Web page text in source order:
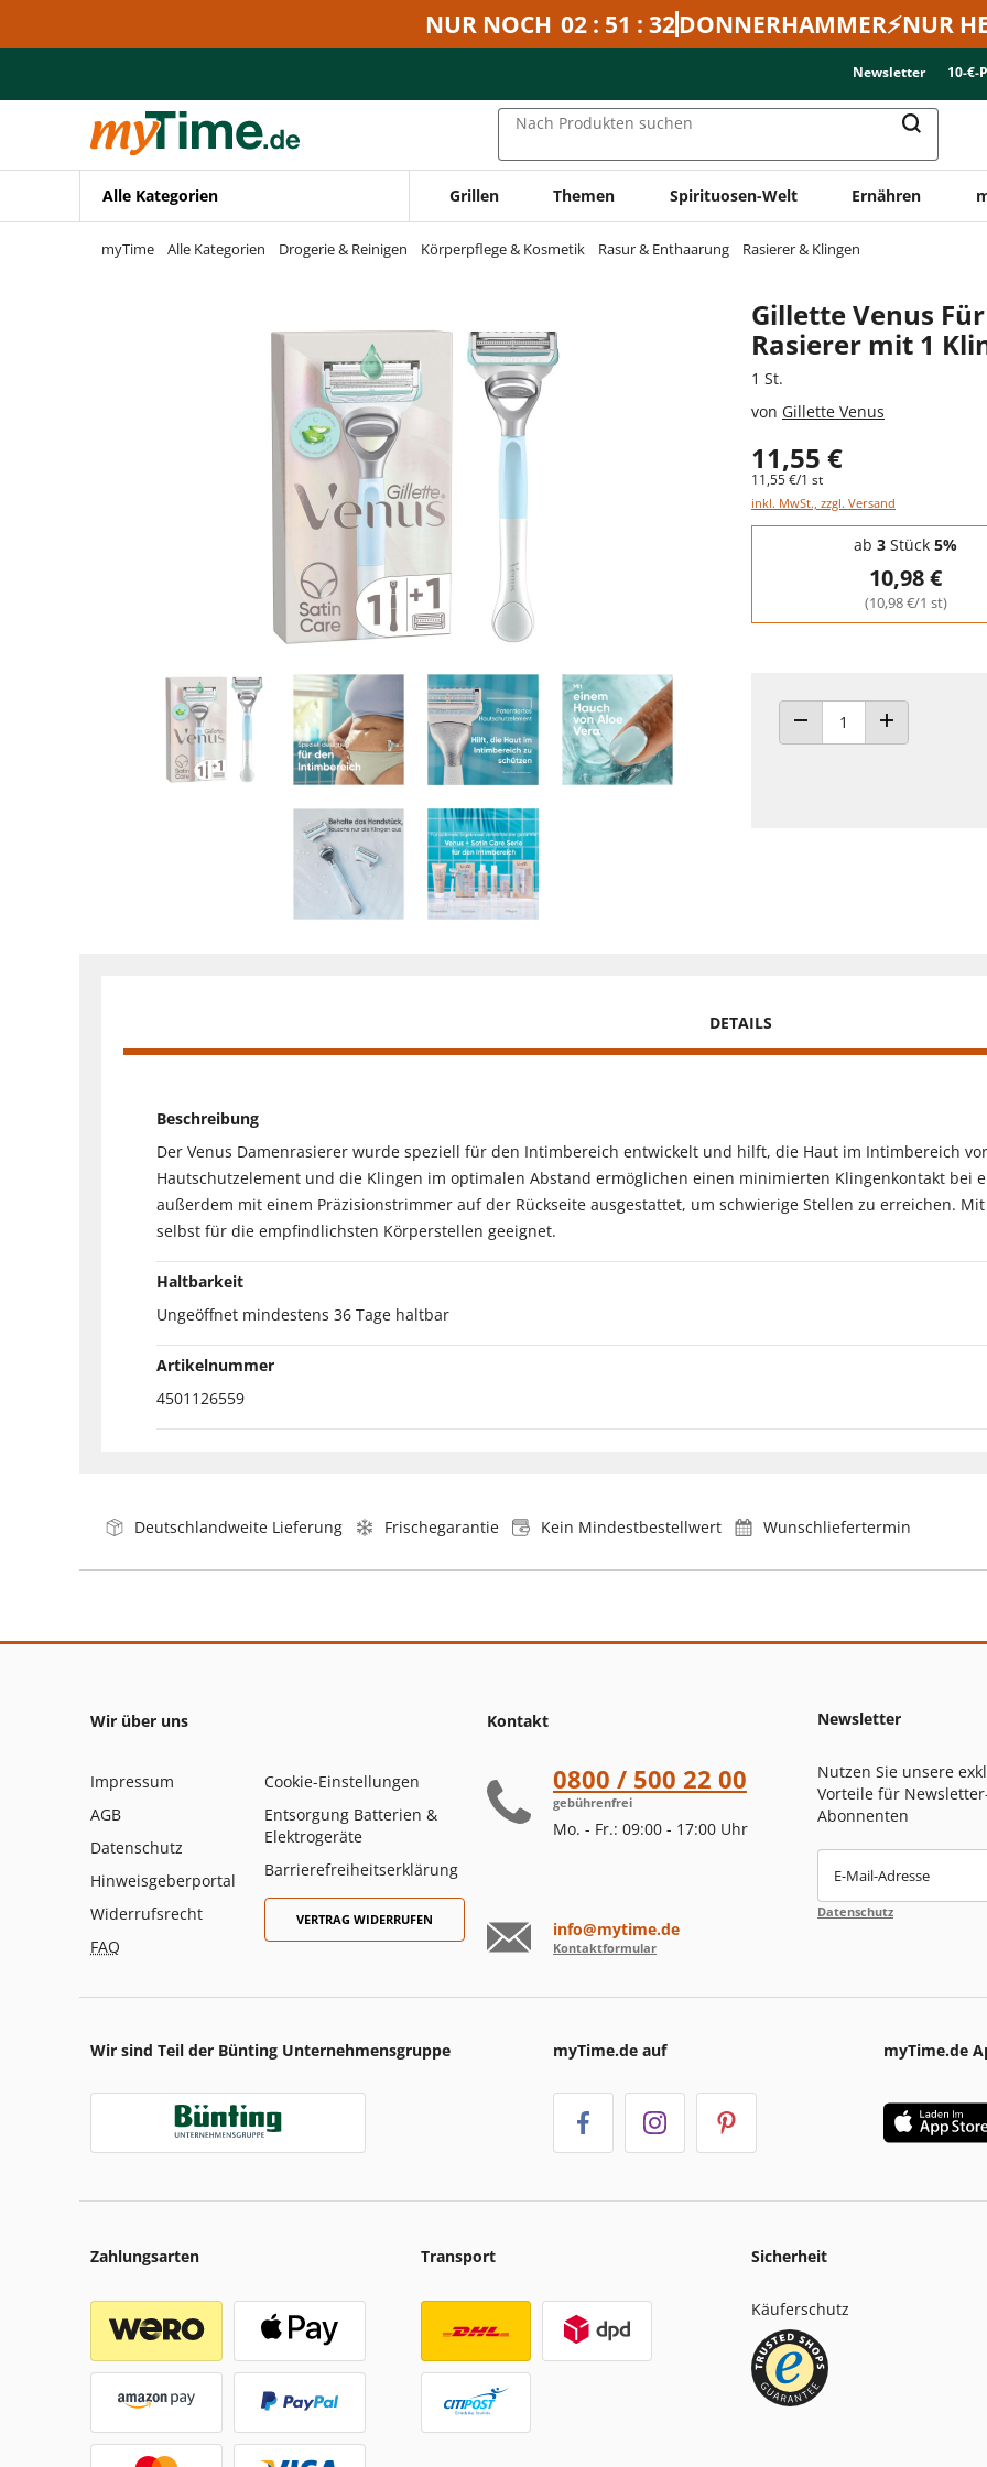
Zur Navigation springen
NUR NOCH 02 : 51 : 32DONNERHAMMER⚡NUR
Newsletter 10-€-
Nach Produkten suchen
Alle Kategorien Grillen Themen Spirituosen-Welt Ernähren
myTime Alle Kategorien Drogerie & Reinigen Körperpflege & Kosmetik Rasur & Enthaarung Rasierer & Klingen
Gillette Venus
Rasierer mit 1
1 St.
von Gillette Venus
11,55 €
11,55 €/1 st
inkl. MwSt., zzgl. Versand
Staffelpreise - Mengenrabatt
ab 3 Stück 5%
10,98 €
(10,98 €/1 st)
ANZAHL VERRINGERNANZAHL ERHÖHEN
DETAILS
Beschreibung
Der Venus Damenrasierer wurde speziell für den Intimbereich entwickelt und hilft, die Haut im Intimbereich
Hautschutzelement und die Klingen im optimalen Abstand ermöglichen einen minimierten Klingenkontakt bei
außerdem mit einem Präzisionstrimmer auf der Rückseite ausgestattet, um schwierige Stellen zu erreichen.
selbst für die empfindlichsten Körperstellen geeignet.
Haltbarkeit
Ungeöffnet mindestens 36 Tage haltbar
Artikelnummer
4501126559
Deutschlandweite Lieferung Frischegarantie Kein Mindestbestellwert Wunschliefertermin
Wir über uns
Impressum
AGB
Datenschutz
Hinweisgeberportal
Widerrufsrecht
FAQ
Cookie-Einstellungen
Entsorgung Batterien &
Elektrogeräte
Barrierefreiheitserklärung
VERTRAG WIDERRUFEN
Kontakt
0800 / 500 22 00
gebührenfrei
Mo. - Fr.: 09:00 - 17:00 Uhr
info@mytime.de
Kontaktformular
Newsletter
Nutzen Sie unsere
Vorteile für
Abonnenten
E-Mail-Adresse
Datenschutz
Wir sind Teil der Bünting Unternehmensgruppe myTime.de auf myTime.de
Zahlungsarten Transport Sicherheit
Käuferschutz